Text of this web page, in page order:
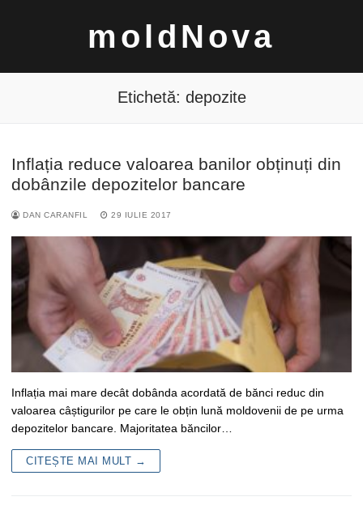
moldNova
Caută
Etichetă: depozite
Inflația reduce valoarea banilor obținuți din
dobânzile depozitelor bancare
DAN CARANFIL 29 IULIE 2017
Inflația mai mare decât dobânda acordată de bănci reduc din
valoarea câștigurilor pe care le obțin lună moldovenii de pe urma
depozitelor bancare. Majoritatea băncilor…
CITEȘTE MAI MULT →